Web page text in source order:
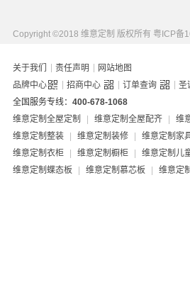
Copyright ©2018 维意定制 版权所有 粤ICP备
关于我们 | 责任声明 | 网站地图
品牌中心
| 招商中心 | 订单查询 | 圣
全国服务专线： 400-678-1068
维意定制全屋定制
| 维意定制全屋配齐 | 维
维意定制整装
| 维意定制装修 | 维意定制家
维意定制衣柜
| 维意定制橱柜 | 维意定制儿
维意定制蝶态板
| 维意定制慕芯板 | 维意定